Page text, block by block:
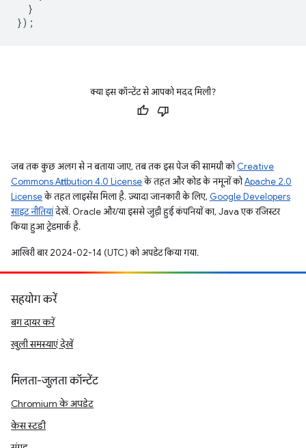
}
});
क्या इस कॉन्टेंट से आपको मदद मिली?
जब तक कुछ अलग से न बताया जाए, तब तक इस पेज की सामग्री कोCreative
Commons Attribution 4.0 Licenseके तहत और कोड के नमूनों कोApache 2.0
Licenseके तहत लाइसेंस मिला है. ज़्यादा जानकारी के लिए, Google Developers
साइट नीतियांदेखें. Oracle और/या इससे जुड़ी हुई कंपनियों का, Java एक रजिस्टर
किया हुआ ट्रेडमार्क है.
आखिरी बार 2024-02-14 (UTC) को अपडेट किया गया.
सहयोग करें
बग दायर करें
खुली समस्याएं देखें
मिलता-जुलता कॉन्टेंट
Chromium के अपडेट
केस स्टडी